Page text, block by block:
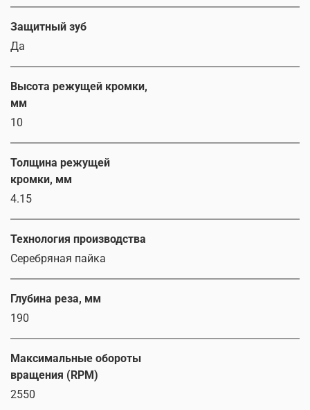
Защитный зуб
Да
Высота режущей кромки,
мм
10
Толщина режущей
кромки, мм
4.15
Технология производства
Серебряная пайка
Глубина реза, мм
190
Максимальные обороты
вращения (RPM)
2550